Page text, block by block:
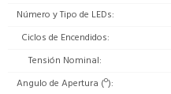
Número y Tipo de LEDs
Ciclos de Encendidos
Tensión Nominal
Angulo de Apertura (º)